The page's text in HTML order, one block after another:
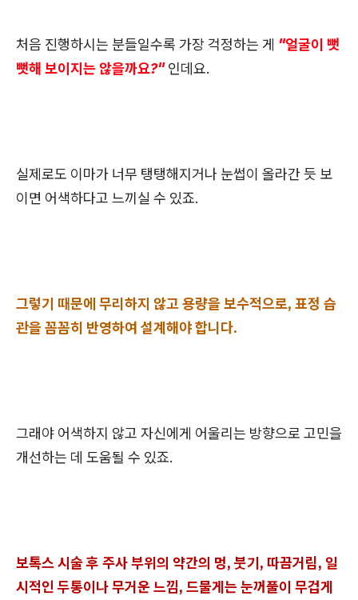
처음 진행하시는 분들일수록 가장 걱정하는 게 "얼굴이 뻣
뻣해 보이지는 않을까요?"인데요.
실제로도 이마가 너무 탱탱해지거나 눈썹이 올라간 듯 보
이면 어색하다고 느끼실 수 있죠.
그렇기 때문에 무리하지 않고 용량을 보수적으로, 표정 습
관을 꼼꼼히 반영하여 설계해야 합니다.
그래야 어색하지 않고 자신에게 어울리는 방향으로 고민을
개선하는 데 도움될 수 있죠.
보톡스 시술 후 주사 부위의 약간의 멍, 붓기, 따끔거림, 일
시적인 두통이나 무거운 느낌, 드물게는 눈꺼풀이 무겁게